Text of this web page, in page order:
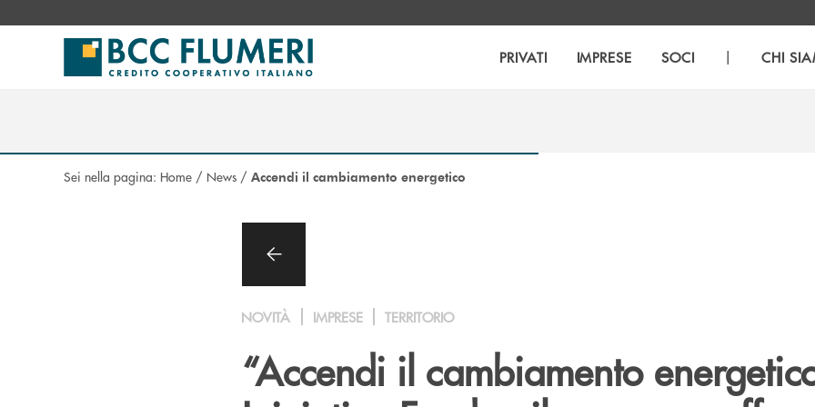
PRIVATI IMPRESE SOCI | CHI
Sei nella pagina: Home / News / Accendi il cambiamento energetico
NOVITÀ IMPRESE TERRITORIO
“Accendi il cambiamento